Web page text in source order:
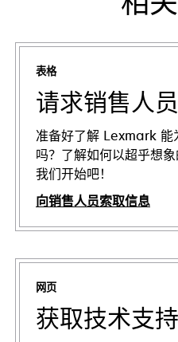
表格
请求销售人
准备好了解 Lexmark 能
吗？了解如何以超乎想
我们开始吧！
向销售人员索取信息
网页
获取技术支持